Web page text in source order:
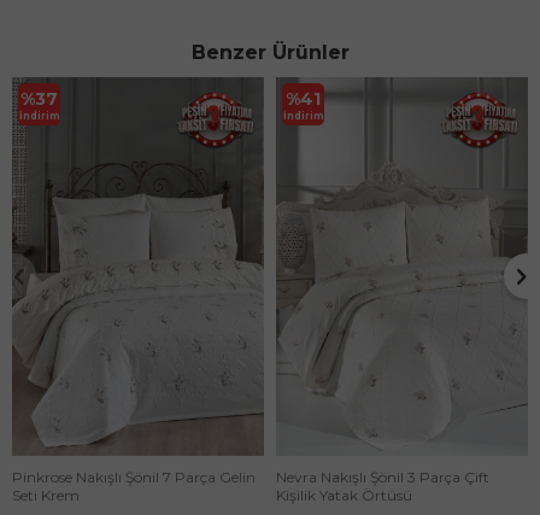
Benzer Ürünler
%37
İndirim
Pinkrose Nakışlı Şönil 7 Parça Gelin
Seti Krem
%41
İndirim
Nevra Nakışlı Şönil 3 Parça Çift
Kişilik Yatak Örtüsü